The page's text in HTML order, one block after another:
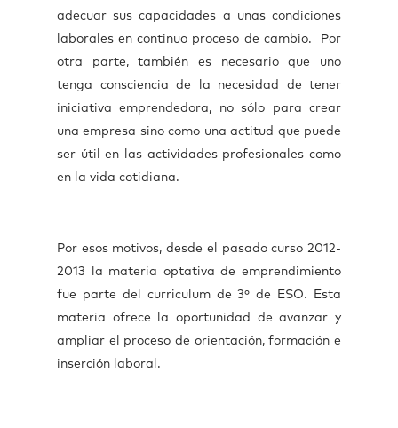
adecuar sus capacidades a unas condiciones
laborales en continuo proceso de cambio. Por
otra parte, también es necesario que uno
tenga consciencia de la necesidad de tener
iniciativa emprendedora, no sólo para crear
una empresa sino como una actitud que puede
ser útil en las actividades profesionales como
en la vida cotidiana.
Por esos motivos, desde el pasado curso 2012-
2013 la materia optativa de emprendimiento
fue parte del curriculum de 3º de ESO. Esta
materia ofrece la oportunidad de avanzar y
ampliar el proceso de orientación, formación e
inserción laboral.